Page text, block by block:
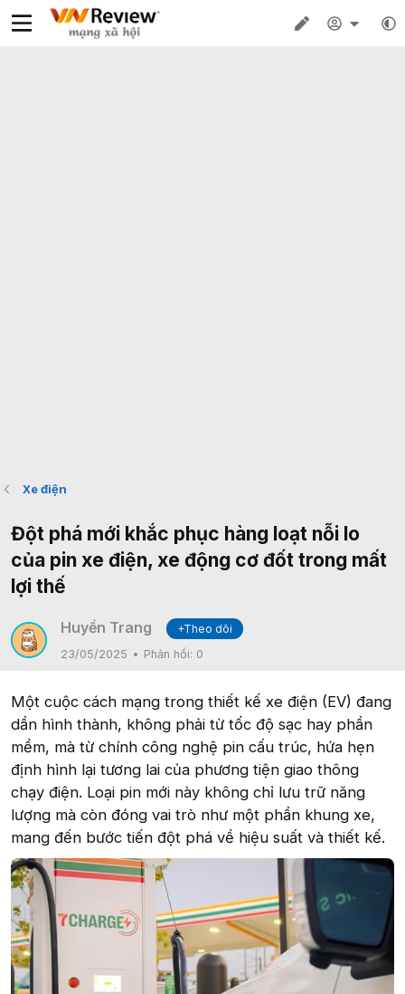
Xe điện
Đột phá mới khắc phục hàng loạt nỗi lo
của pin xe điện, xe động cơ đốt trong mất
lợi thế
Huyền Trang
+Theo dõi
23/05/2025
Phản hồi: 0
Một cuộc cách mạng trong thiết kế xe điện (EV) đang
dần hình thành, không phải từ tốc độ sạc hay phần
mềm, mà từ chính công nghệ pin cấu trúc, hứa hẹn
định hình lại tương lai của phương tiện giao thông
chạy điện. Loại pin mới này không chỉ lưu trữ năng
lượng mà còn đóng vai trò như một phần khung xe,
mang đến bước tiến đột phá về hiệu suất và thiết kế.